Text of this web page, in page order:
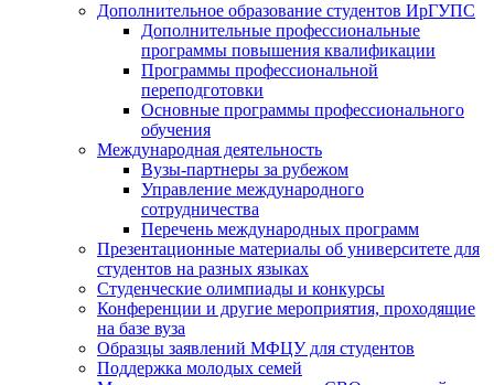
Дополнительное образование студентов ИрГУПС
Дополнительные профессиональные
программы повышения квалификации
Программы профессиональной
переподготовки
Основные программы профессионального
обучения
Международная деятельность
Вузы-партнеры за рубежом
Управление международного
сотрудничества
Перечень международных программ
Презентационные материалы об университете для
студентов на разных языках
Студенческие олимпиады и конкурсы
Конференции и другие мероприятия, проходящие
на базе вуза
Образцы заявлений МФЦУ для студентов
Поддержка молодых семей